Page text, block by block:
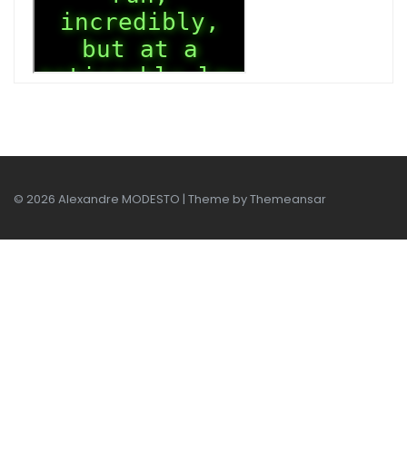
© 2026 Alexandre MODESTO | Theme byThemeansar